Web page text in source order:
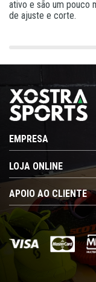
ativo e são um pouco
de ajuste e corte.
EMPRESA
LOJA ONLINE
APOIO AO CLIENTE